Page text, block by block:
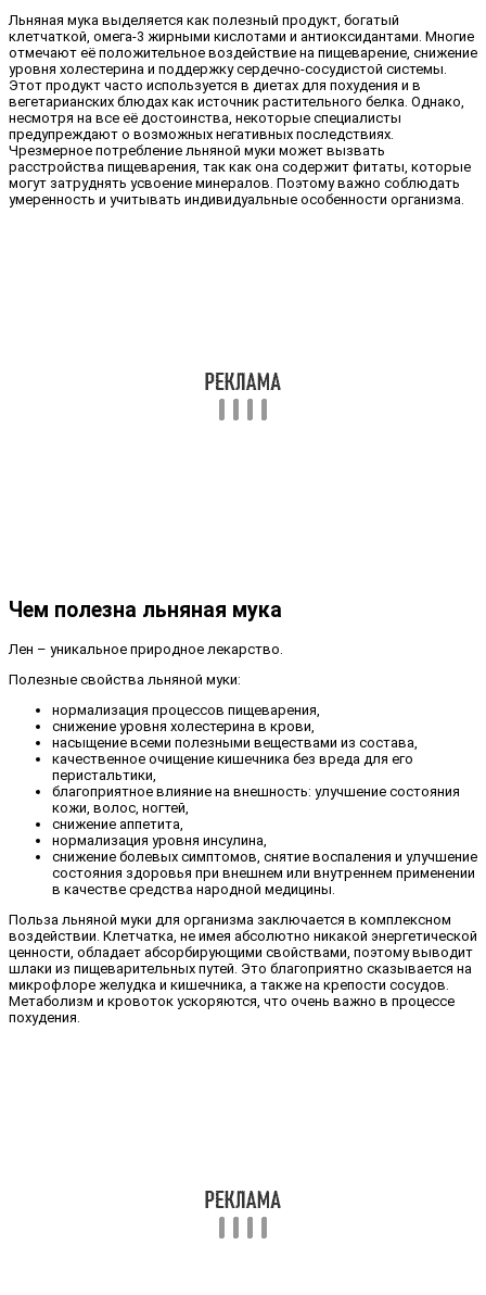
Льняная мука выделяется как полезный продукт, богатый
клетчаткой, омега-3 жирными кислотами и антиоксидантами. Многие
отмечают её положительное воздействие на пищеварение, снижение
уровня холестерина и поддержку сердечно-сосудистой системы.
Этот продукт часто используется в диетах для похудения и в
вегетарианских блюдах как источник растительного белка. Однако,
несмотря на все её достоинства, некоторые специалисты
предупреждают о возможных негативных последствиях.
Чрезмерное потребление льняной муки может вызвать
расстройства пищеварения, так как она содержит фитаты, которые
могут затруднять усвоение минералов. Поэтому важно соблюдать
умеренность и учитывать индивидуальные особенности организма.
Чем полезна льняная мука
Лен – уникальное природное лекарство.
Полезные свойства льняной муки:
нормализация процессов пищеварения,
снижение уровня холестерина в крови,
насыщение всеми полезными веществами из состава,
качественное очищение кишечника без вреда для его
перистальтики,
благоприятное влияние на внешность: улучшение состояния
кожи, волос, ногтей,
снижение аппетита,
нормализация уровня инсулина,
снижение болевых симптомов, снятие воспаления и улучшение
состояния здоровья при внешнем или внутреннем применении
в качестве средства народной медицины.
Польза льняной муки для организма заключается в комплексном
воздействии. Клетчатка, не имея абсолютно никакой энергетической
ценности, обладает абсорбирующими свойствами, поэтому выводит
шлаки из пищеварительных путей. Это благоприятно сказывается на
микрофлоре желудка и кишечника, а также на крепости сосудов.
Метаболизм и кровоток ускоряются, что очень важно в процессе
похудения.